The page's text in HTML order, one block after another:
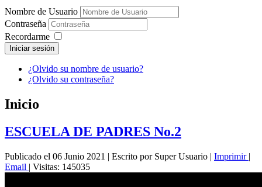
Nombre de Usuario
Contraseña
Recordarme
Iniciar sesión
¿Olvido su nombre de usuario?
¿Olvido su contraseña?
Inicio
ESCUELA DE PADRES No.2
Publicado el 06 Junio 2021 | Escrito por Super Usuario | Imprimir |
Email | Visitas: 145035